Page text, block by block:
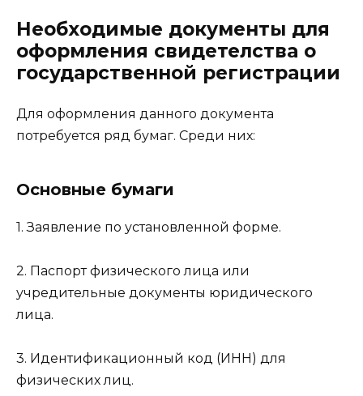
Необходимые документы для
оформления свидетелства о
государственной регистрации
Для оформления данного документа
потребуется ряд бумаг. Среди них:
Основные бумаги
1. Заявление по установленной форме.
2. Паспорт физического лица или
учредительные документы юридического
лица.
3. Идентификационный код (ИНН) для
физических лиц.